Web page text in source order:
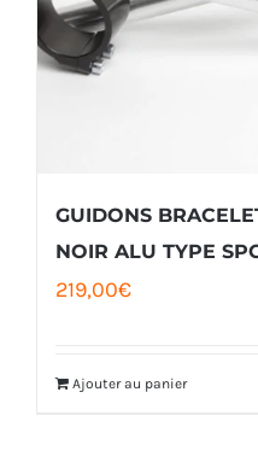
GUIDONS
NOIR ALU TYPE
219,00€
Ajouter au panier